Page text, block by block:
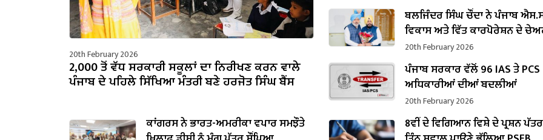
20th February 2026
2,000 ਤੋਂ ਵੱਧ ਸਰਕਾਰੀ ਸਕੂਲਾਂ ਦਾ ਨਿਰੀਖਣ ਕਰਨ ਵਾਲੇ
ਪੰਜਾਬ ਦੇ ਪਹਿਲੇ ਸਿੱਖਿਆ ਮੰਤਰੀ ਬਣੇ ਹਰਜੋਤ ਸਿੰਘ ਬੈਂਸ
ਬਲਜਿੰਦਰ ਸਿੰਘ ਚੌਂਦਾ ਨੇ ਪੰਜਾਬ
ਵਿਕਾਸ ਅਤੇ ਵਿੱਤ ਕਾਰਪੋਰੇਸ਼ਨ ਦੇ
ਵਜੋਂ ਸੰਭਾਲਿਆ ਕਾਰਜਭਾਰ
20th February 2026
ਪੰਜਾਬ ਸਰਕਾਰ ਵੱਲੋਂ 96 IAS ਤੇ PCS
ਅਧਿਕਾਰੀਆਂ ਦੀਆਂ ਬਦਲੀਆਂ
20th February 2026
ਕਾਂਗਰਸ ਨੇ ਭਾਰਤ-ਅਮਰੀਕਾ ਵਪਾਰ ਸਮਝੌਤੇ
8ਵੀਂ ਦੇ ਵਿਗਿਆਨ ਵਿਸ਼ੇ ਦੇ ਪ੍ਰਸ਼ਨ